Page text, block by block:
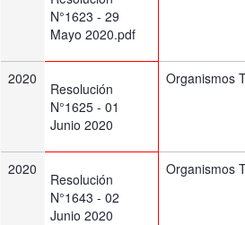
N°1623 - 29
Mayo 2020.pdf
2020
Resolución
N°1625 - 01
Junio 2020
Organismos
2020
Resolución
N°1643 - 02
Junio 2020
Organismos